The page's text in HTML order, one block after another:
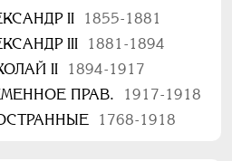
II
1855-1881
III
1881-1894
II
1894-1917
ПРАВ.
1917-1918
1768-1918